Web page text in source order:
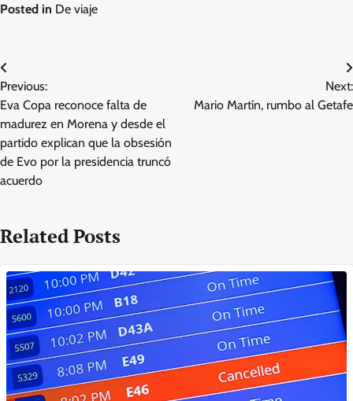
Posted in De viaje
Post
navigation
Previous:
Eva Copa reconoce falta de
madurez en Morena y desde el
partido explican que la obsesión
de Evo por la presidencia truncó
acuerdo
Next:
Mario Martín, rumbo al Getafe
Related Posts